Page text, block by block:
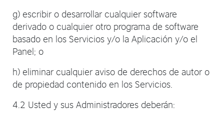
g) escribir o desarrollar cualquier software
derivado o cualquier otro programa de software
basado en los Servicios y/o la Aplicación y/o el
Panel; o
h) eliminar cualquier aviso de derechos de autor o
de propiedad contenido en los Servicios.
4.2 Usted y sus Administradores deberán: